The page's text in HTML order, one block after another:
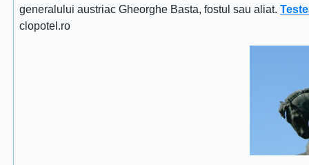
generalului austriac Gheorghe Basta, fostul sau aliat.
clopotel.ro